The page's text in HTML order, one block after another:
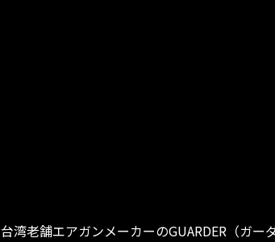
台湾老舗エアガンメーカーのGUARDER（ガ